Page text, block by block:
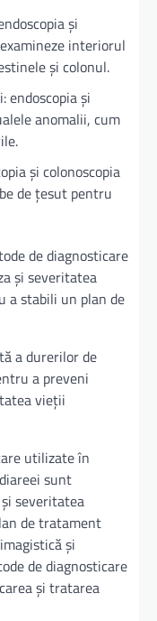
și
interiorul
și colonul.
endoscopia și
anomalii, cum
și colonoscopia
de țesut pentru
de diagnosticare
și severitatea
a stabili un plan de
a durerilor de
a preveni
vieții
utilizate în
sunt
severitatea
de tratament
și
de diagnosticare
și tratarea